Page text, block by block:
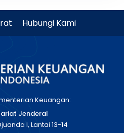
Hubungi Kami
Keuangan:
Jenderal
I, Lantai 13-14